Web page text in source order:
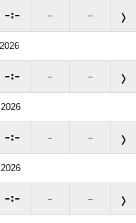
: – –
: – –
: – –
: – –